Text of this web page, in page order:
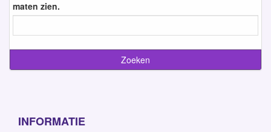
maten zien.
INFORMATIE